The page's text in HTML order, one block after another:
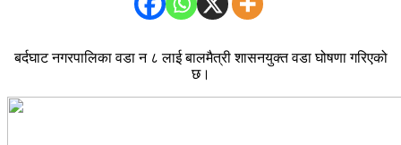
बर्दघाट नगरपालिका वडा न ८ लाई बालमैत्री शासनयुक्त वडा घोषणा गरिएको
छ।